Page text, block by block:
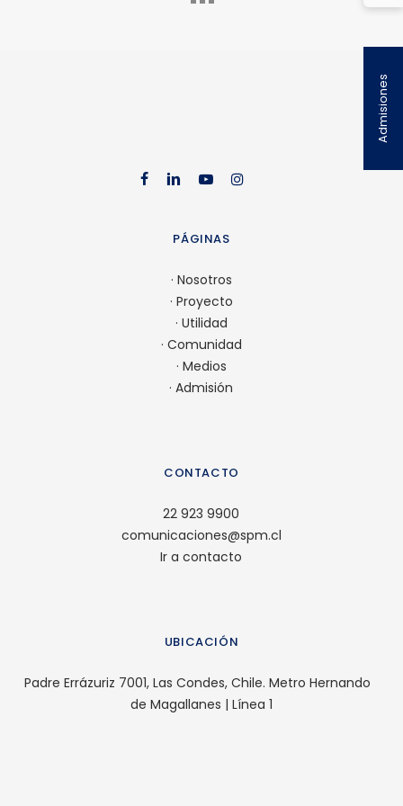
Admisiones
facebook
linkedin
youtube
PÁGINAS
· Nosotros
· Proyecto
· Utilidad
· Comunidad
· Medios
·Admisión
CONTACTO
22 923 9900
comunicaciones@spm.cl
Ir a contacto
UBICACIÓN
Padre Errázuriz 7001, Las Condes, Chile. Metro Hernando
de Magallanes | Línea 1